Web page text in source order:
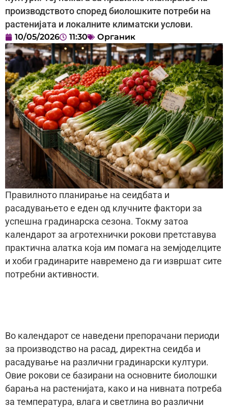
производството според биолошките потреби на
растенијата и локалните климатски услови.
10/05/2026 11:30 Органик
Правилното планирање на сеидбата и
расадувањето е еден од клучните фактори за
успешна градинарска сезона. Токму затоа
календарот за агротехнички рокови претставува
практична алатка која им помага на земјоделците
и хоби градинарите навремено да ги извршат сите
потребни активности.
Во календарот се наведени препорачани периоди
за производство на расад, директна сеидба и
расадување на различни градинарски култури.
Овие рокови се базирани на основните биолошки
барања на растенијата, како и на нивната потреба
за температура, влага и светлина во различни